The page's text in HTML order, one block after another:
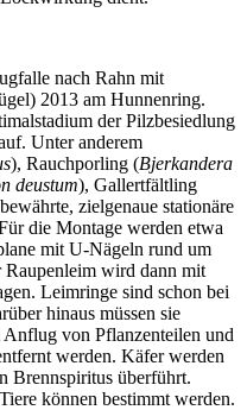
nach Rahn mit
2013 am Hunnenring.
der Pilzbesiedlung
Unter anderem
), Rauchporling (Bjerkandera
deustum), Gallertfältling
zielgenaue stationäre
die Montage werden etwa
mit U-Nägeln rund um
wird dann mit
Leimringe sind schon bei
hinaus müssen sie
Anflug von Pflanzenteilen und
werden. Käfer werden
Brennspiritus überführt.
können bestimmt werden.